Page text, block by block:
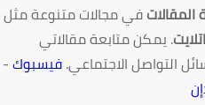
في مجالات متنوعة مثل
. يمكن متابعة مقالاتي
التواصل الاجتماعي.فيسبوك-